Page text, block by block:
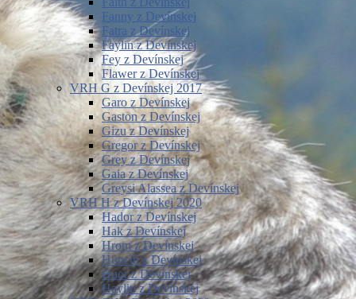
Fanny z Devínskej
Fatra z Devínskej
Faylin z Devínskej
Fey z Devínskej
Flawer z Devínskej
VRH G z Devínskej 2017
Garo z Devínskej
Gaston z Devínskej
Gizu z Devínskej
Gregor z Devínskej
Grey z Devínskej
Gaia z Devínskej
Greysi Alassea z Devínskej
VRH H z Devínskej 2020
Hador z Devínskej
Hak z Devínskej
Hrom z Devínskej
Huncút z Devínskej
Huor z Devínskej
Haylin z Devínskej